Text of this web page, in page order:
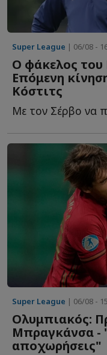
Super League | 06/08 -
O φάκελος
Επόμενη
Κόστιτς
Super League | 06/08 -
Ολυμπιακός:
Μπραγκάνσα -
αποχωρήσεις"